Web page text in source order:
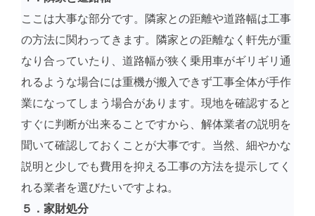
ここは大事な部分です。隣家との距離や道路幅は工事
の方法に関わってきます。隣家との距離なく軒先が重
なり合っていたり、道路幅が狭く乗用車がギリギリ通
れるような場合には重機が搬入できず工事全体が手作
業になってしまう場合があります。現地を確認すると
すぐに判断が出来ることですから、解体業者の説明を
聞いて確認しておくことが大事です。当然、細やかな
説明と少しでも費用を抑える工事の方法を提示してく
れる業者を選びたいですよね。
５．家財処分